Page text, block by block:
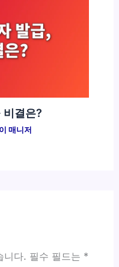
비결은?
매니저
니다. 필수 필드는 *